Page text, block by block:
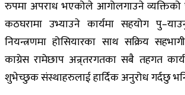
रुपमा अपराध भएकोले आगोलगाउने व्यक्तिको
कठघरामा उभ्याउने कार्यमा सहयोग
नियन्त्रणमा होसियारका साथ सक्रिय
काग्रेस रामेछाप अन्र्तरगतका सबै तहगत
शुभेच्छुक संस्थाहरुलाई हार्दिक अनुरोध गर्दछु